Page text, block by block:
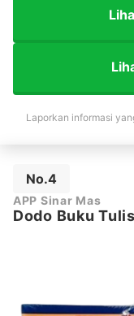
Laporkan informasi
No.4
APP Sinar Mas
Dodo Buku